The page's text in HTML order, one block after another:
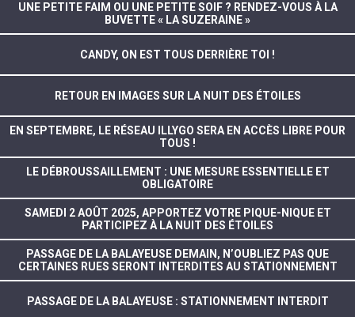
UNE PETITE FAIM OU UNE PETITE SOIF ? RENDEZ-VOUS À LA
BUVETTE « LA SUZERAINE »
CANDY, ON EST TOUS DERRIÈRE TOI !
RETOUR EN IMAGES SUR LA NUIT DES ÉTOILES
EN SEPTEMBRE, LE RÉSEAU ILLYGO SERA EN ACCÈS LIBRE POUR
TOUS !
LE DÉBROUSSAILLEMENT : UNE MESURE ESSENTIELLE ET
OBLIGATOIRE
SAMEDI 2 AOÛT 2025, APPORTEZ VOTRE PIQUE-NIQUE ET
PARTICIPEZ À LA NUIT DES ÉTOILES
PASSAGE DE LA BALAYEUSE DEMAIN, N’OUBLIEZ PAS QUE
CERTAINES RUES SERONT INTERDITES AU STATIONNEMENT
PASSAGE DE LA BALAYEUSE : STATIONNEMENT INTERDIT